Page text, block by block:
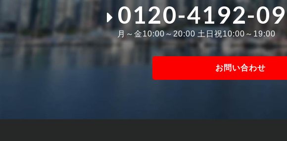
0120-4192-09
月～金10:00～20:00 土日祝10:00～19:00
お問い合わせ